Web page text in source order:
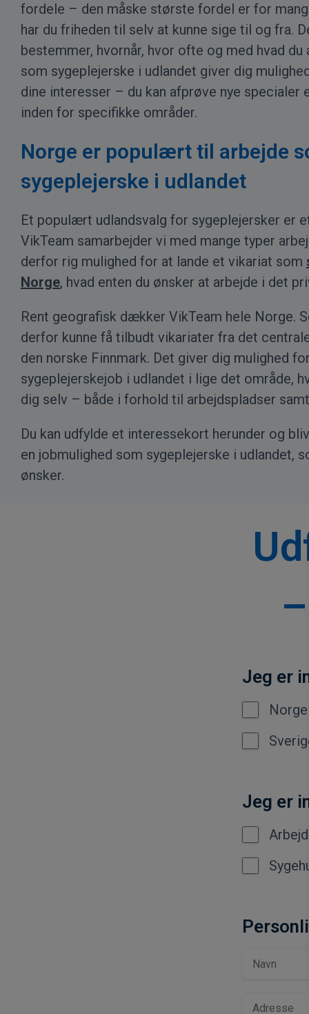
fordele – den måske største fordel er for
har du friheden til selv at kunne sige til og fra.
bestemmer, hvornår, hvor ofte og med hvad du
som sygeplejerske i udlandet giver dig
dine interesser – du kan afprøve nye specialer
inden for specifikke områder.
Norge er populært til arbejde
sygeplejerske i udlandet
Et populært udlandsvalg for sygeplejersker er
VikTeam samarbejder vi med mange typer
derfor rig mulighed for at lande et vikariat som
Norge, hvad enten du ønsker at arbejde i det
Rent geografisk dækker VikTeam hele Norge.
derfor kunne få tilbudt vikariater fra det
den norske Finnmark. Det giver dig mulighed
sygeplejerskejob i udlandet i lige det område,
dig selv – både i forhold til arbejdspladser
Du kan udfylde et interessekort herunder og
en jobmulighed som sygeplejerske i udlandet,
ønsker.
Jeg er
Norge
Jeg er